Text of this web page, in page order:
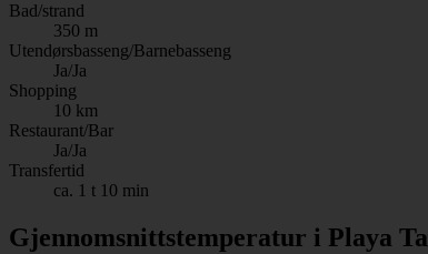
Bad/strand
350 m
Utendørsbasseng/Barnebasseng
Ja/Ja
Shopping
10 km
Restaurant/Bar
Ja/Ja
Transfertid
ca. 1 t 10 min
Gjennomsnittstemperatur i Playa